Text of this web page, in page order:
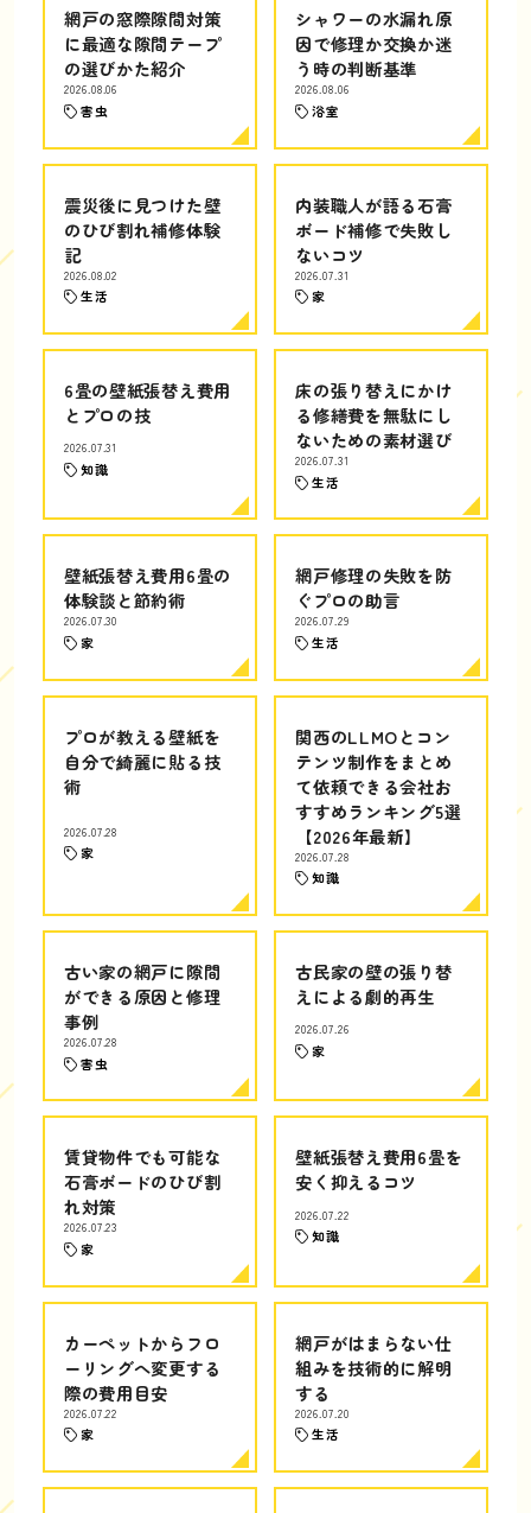
網戸の窓際隙間対策
に最適な隙間テープ
の選びかた紹介
2026.08.06
害虫
シャワーの水漏れ原
因で修理か交換か迷
う時の判断基準
2026.08.06
浴室
震災後に見つけた壁
のひび割れ補修体験
記
2026.08.02
生活
内装職人が語る石膏
ボード補修で失敗し
ないコツ
2026.07.31
家
6畳の壁紙張替え費用
とプロの技
2026.07.31
知識
床の張り替えにかけ
る修繕費を無駄にし
ないための素材選び
2026.07.31
生活
壁紙張替え費用6畳の
体験談と節約術
2026.07.30
家
網戸修理の失敗を防
ぐプロの助言
2026.07.29
生活
プロが教える壁紙を
自分で綺麗に貼る技
術
2026.07.28
家
関西のLLMOとコン
テンツ制作をまとめ
て依頼できる会社お
すすめランキング5選
【2026年最新】
2026.07.28
知識
古い家の網戸に隙間
ができる原因と修理
事例
2026.07.28
害虫
古民家の壁の張り替
えによる劇的再生
2026.07.26
家
賃貸物件でも可能な
石膏ボードのひび割
れ対策
2026.07.23
家
壁紙張替え費用6畳を
安く抑えるコツ
2026.07.22
知識
カーペットからフロ
ーリングへ変更する
際の費用目安
2026.07.22
家
網戸がはまらない仕
組みを技術的に解明
する
2026.07.20
生活